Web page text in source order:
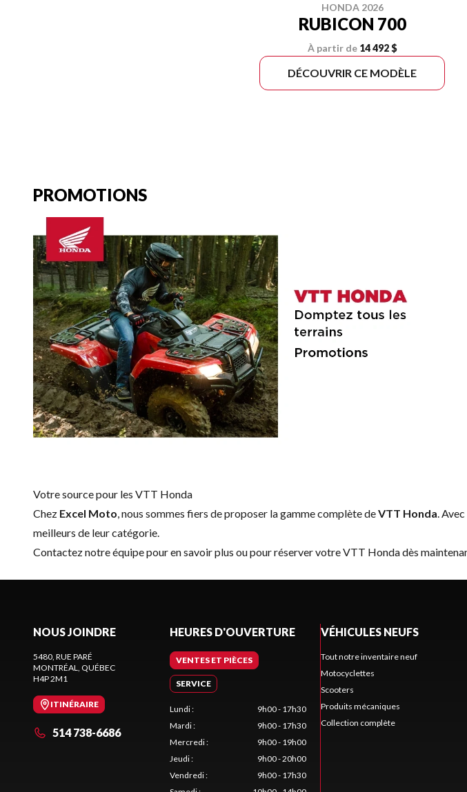
HONDA 2026
RUBICON 700
À partir de 14 492 $
DÉCOUVRIR CE MODÈLE
PROMOTIONS
Votre source pour les VTT Honda
Chez Excel Moto, nous sommes fiers de proposer la gamme complète deVTT Honda.
meilleurs de leur catégorie.
Contactez notre équipepour en savoir plus ou pour réserver votre VTT Honda dès
NOUS JOINDRE
5480, RUE PARÉ
MONTRÉAL, QUÉBEC
H4P 2M1
ITINÉRAIRE
514 738-6686
HEURES D'OUVERTURE
VENTES ET PIÈCES
SERVICE
Lundi:
9h00 - 17h30
Mardi:
9h00 - 17h30
Mercredi:
9h00 - 19h00
Jeudi:
9h00 - 20h00
Vendredi:
9h00 - 17h30
VÉHICULES NEUFS
Tout notre inventaire neuf
Motocyclettes
Scooters
Produits mécaniques
Collection complète